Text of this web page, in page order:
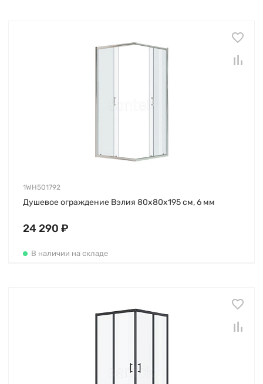
1WH501792
Душевое ограждение Вэлия 80х80х195 см, 6 мм
24 290 ₽
В наличии на складе